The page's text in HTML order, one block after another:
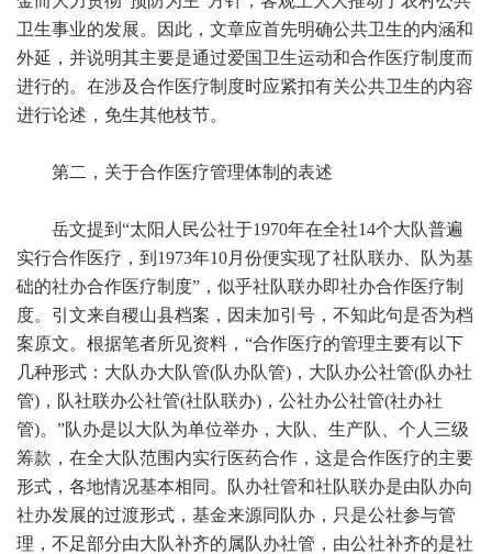
卫生事业的发展。因此，文章应首先明确公共卫生的内涵和
外延，并说明其主要是通过爱国卫生运动和合作医疗制度而
进行的。在涉及合作医疗制度时应紧扣有关公共卫生的内容
进行论述，免生其他枝节。
第二，关于合作医疗管理体制的表述
岳文提到“太阳人民公社于1970年在全社14个大队普遍
实行合作医疗，到1973年10月份便实现了社队联办、队为基
础的社办合作医疗制度”，似乎社队联办即社办合作医疗制
度。引文来自稷山县档案，因未加引号，不知此句是否为档
案原文。根据笔者所见资料，“合作医疗的管理主要有以下
几种形式：大队办大队管(队办队管)，大队办公社管(队办社
管)，队社联办公社管(社队联办)，公社办公社管(社办社
管)。”队办是以大队为单位举办，大队、生产队、个人三级
筹款，在全大队范围内实行医药合作，这是合作医疗的主要
形式，各地情况基本相同。队办社管和社队联办是由队办向
社办发展的过渡形式，基金来源同队办，只是公社参与管
理，不足部分由大队补齐的属队办社管，由公社补齐的是社